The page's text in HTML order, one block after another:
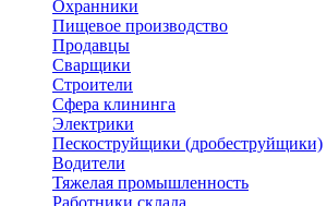
Охранники
Пищевое производство
Продавцы
Сварщики
Строители
Сфера клининга
Электрики
Пескоструйщики (дробеструйщики)
Водители
Тяжелая промышленность
Работники склада